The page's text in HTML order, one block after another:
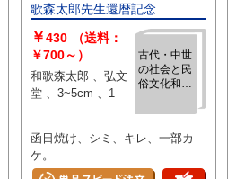
歌森太郎先生還暦記念
古代・中世
の社会と民
俗文化和歌
還暦記念
￥430
（送料：
￥700～）
和歌森太郎 、弘文
堂 、3~5cm 、1
函日焼け、シミ、キレ、一部カ
ケ。